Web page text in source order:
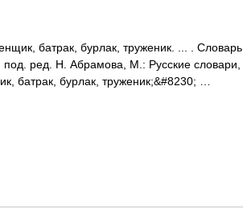
батрак, бурлак, труженик. ... . Словарь
ред. Н. Абрамова, М.: Русские словари,
батрак, бурлак, труженик;&#8230; …